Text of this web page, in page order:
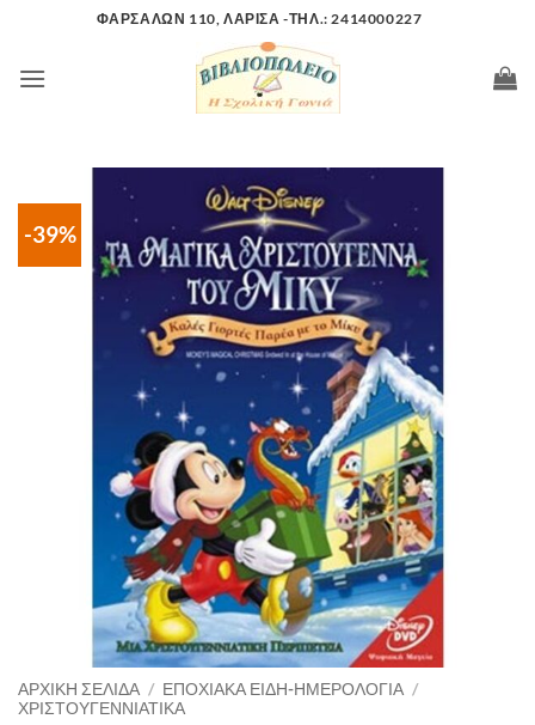
περιεχόμενο
ΦΑΡΣΑΛΩΝ 110, ΛΑΡΙΣΑ -ΤΗΛ.: 2414000227
-39%
ΑΡΧΙΚΉ ΣΕΛΊΔΑ / ΕΠΟΧΙΑΚΑ ΕΙΔΗ-ΗΜΕΡΟΛΟΓΙΑ /
ΧΡΙΣΤΟΥΓΕΝΝΙΑΤΙΚΑ